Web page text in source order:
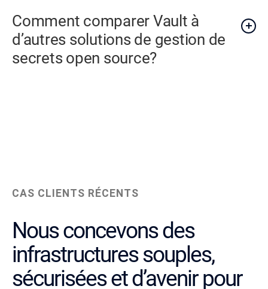
Comment comparer Vault à
d’autres solutions de gestion de
secrets open source?
CAS CLIENTS RÉCENTS
Nous concevons des
infrastructures souples,
sécurisées et d’avenir pour